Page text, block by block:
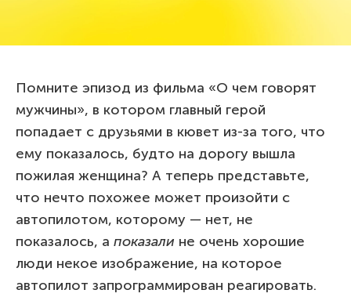
Помните эпизод из фильма «О чем говорят
мужчины», в котором главный герой
попадает с друзьями в кювет из-за того, что
ему показалось, будто на дорогу вышла
пожилая женщина? А теперь представьте,
что нечто похожее может произойти с
автопилотом, которому — нет, не
показалось, а показали не очень хорошие
люди некое изображение, на которое
автопилот запрограммирован реагировать.